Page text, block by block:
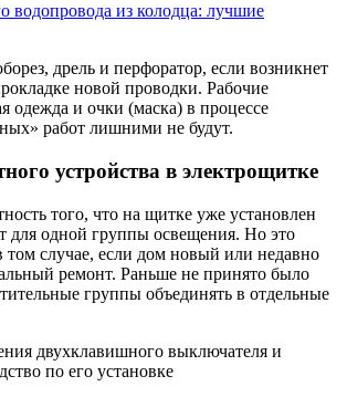
водопровода из колодца: лучшие
дрель и перфоратор, если возникнет
новой проводки. Рабочие
одежда и очки (маска) в процессе
работ лишними не будут.
устройства в электрощитке
того, что на щитке уже установлен
для одной группы освещения. Но это
том случае, если дом новый или недавно
ремонт. Раньше не принято было
группы объединять в отдельные